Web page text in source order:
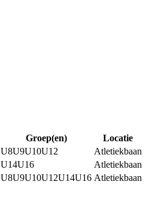
Groep(en)
Locatie
U8U9U10U12
Atletiekbaan
U14U16
Atletiekbaan
U8U9U10U12U14U16 Atletiekbaan